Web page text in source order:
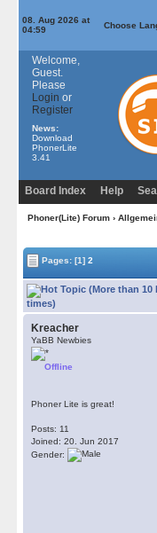
08. Aug 2026 at
04:59
Choose
Welcome,
Guest.
Please
Login or
Register
News:
Download
PhonerLite
3.41
Board Index Help
Phoner(Lite) Forum›
Pages: [1] 2
times)
Kreacher
YaBB Newbies
Offline
Phoner Lite is great!
Posts: 11
Joined: 20. Jun 2017
Gender: